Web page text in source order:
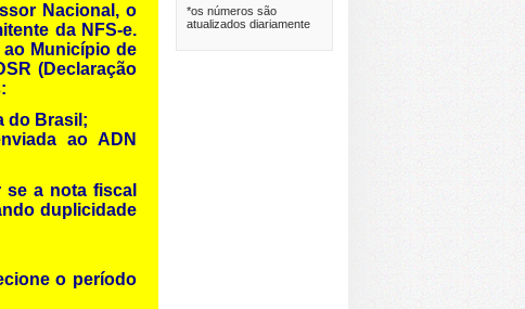
*os números são
atualizados diariamente
Nacional, o
da NFS-e.
Município de
(Declaração
do Brasil;
ao ADN
a nota fiscal
duplicidade
o período